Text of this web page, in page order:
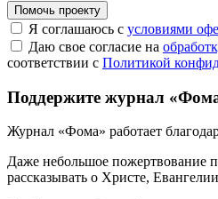
Помочь проекту
Я соглашаюсь с условиями
Даю свое согласие на
соответствии с Политикой
Поддержите журнал
Журнал «Фома» работает
Даже небольшое пожертвование
рассказывать о Христе,